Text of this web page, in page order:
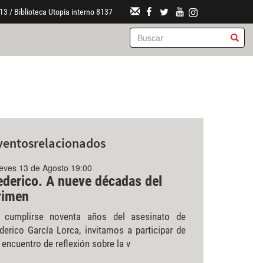
/ Biblioteca Utopía interno 8137
relacionados
13 de Agosto 19:00
A nueve décadas del
noventa años del asesinato de
García Lorca, invitamos a participar de
encuentro de reflexión sobre la v